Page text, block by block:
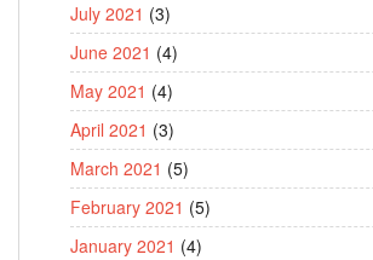
July 2021 (3)
June 2021 (4)
May 2021 (4)
April 2021 (3)
March 2021 (5)
February 2021 (5)
January 2021 (4)